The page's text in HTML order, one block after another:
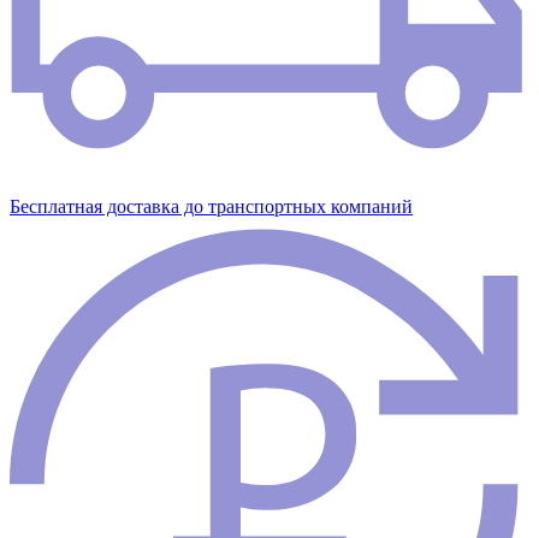
Бесплатная доставка до транспортных компаний